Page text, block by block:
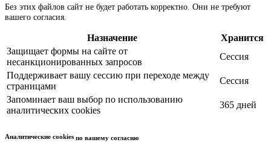
Без этих файлов сайт не будет работать корректно. Они не требуют
вашего согласия.
Назначение
Хранится
Защищает формы на сайте от
несанкционированных запросов
Сессия
Поддерживает вашу сессию при переходе между
страницами
Сессия
Запоминает ваш выбор по использованию
аналитических cookies
365 дней
Аналитические cookies по вашему согласию